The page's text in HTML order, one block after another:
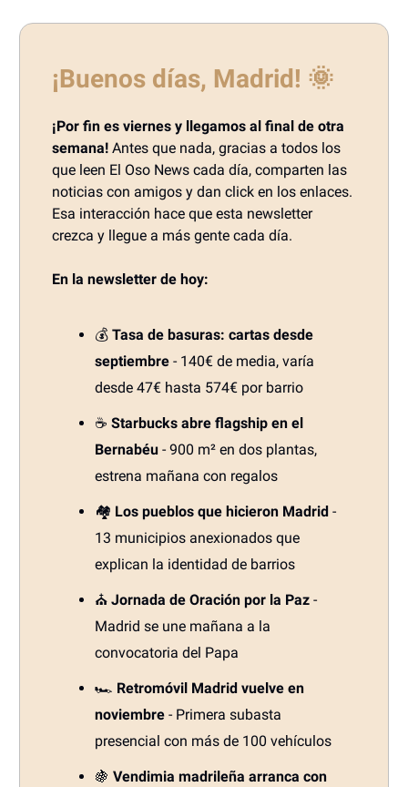
¡Buenos días, Madrid! 🌞
¡Por fin es viernes y llegamos al final de otra
semana! Antes que nada, gracias a todos los
que leen El Oso News cada día, comparten las
noticias con amigos y dan click en los enlaces.
Esa interacción hace que esta newsletter
crezca y llegue a más gente cada día.
En la newsletter de hoy:
💰 Tasa de basuras: cartas desde
septiembre - 140€ de media, varía
desde 47€ hasta 574€ por barrio
☕ Starbucks abre flagship en el
Bernabéu - 900 m² en dos plantas,
estrena mañana con regalos
🏘️ Los pueblos que hicieron Madrid -
13 municipios anexionados que
explican la identidad de barrios
⛪ Jornada de Oración por la Paz -
Madrid se une mañana a la
convocatoria del Papa
🏎️ Retromóvil Madrid vuelve en
noviembre - Primera subasta
presencial con más de 100 vehículos
🍇 Vendimia madrileña arranca con